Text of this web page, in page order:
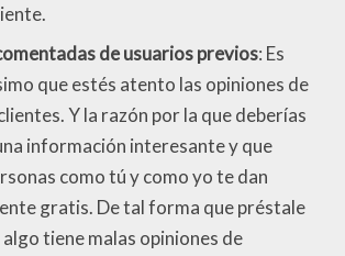
de usuarios previos: Es
que estés atento las opiniones de
Y la razón por la que deberías
información interesante y que
como tú y como yo te dan
gratis. De tal forma que préstale
algo tiene malas opiniones de